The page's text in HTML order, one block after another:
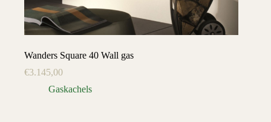
Wanders Square 40 Wall gas
€3.145,00
Gaskachels